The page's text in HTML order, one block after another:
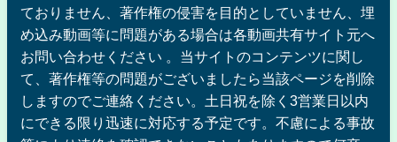
ておりません、著作権の侵害を目的としていません、埋
め込み動画等に問題がある場合は各動画共有サイト元へ
お問い合わせください 。当サイトのコンテンツに関し
て、著作権等の問題がございましたら当該ページを削除
しますのでご連絡ください。土日祝を除く3営業日以内
にできる限り迅速に対応する予定です。不慮による事故